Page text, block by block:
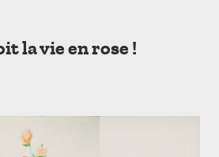
la vie en rose !